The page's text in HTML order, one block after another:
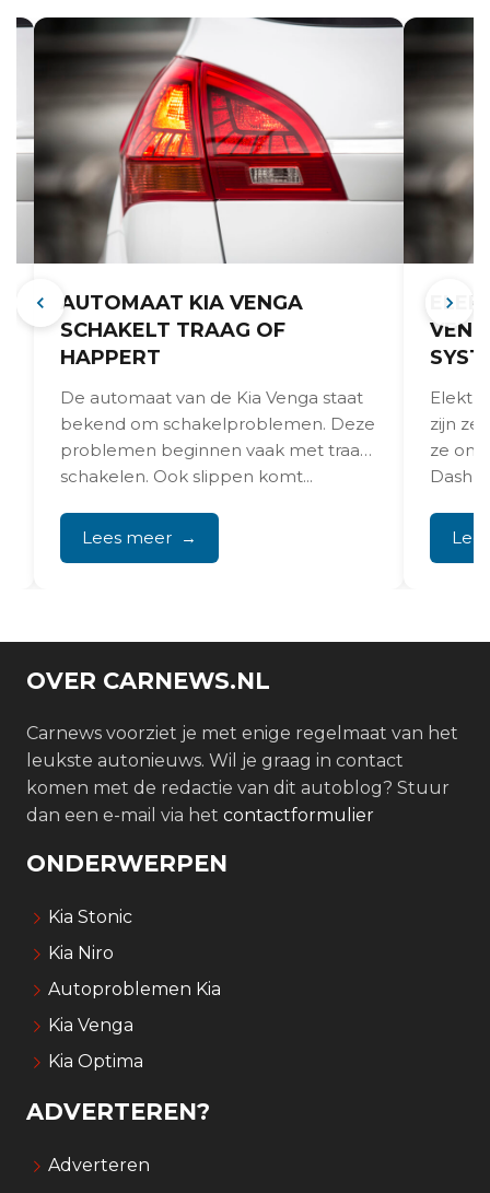
AUTOMAAT KIA VENGA
SCHAKELT TRAAG OF
HAPPERT
De automaat van de Kia Venga staat
bekend om schakelproblemen. Deze
problemen beginnen vaak met traag
schakelen. Ook slippen komt...
Lees meer
zijn
ze om
OVER CARNEWS.NL
Carnews voorziet je met enige regelmaat van het
leukste autonieuws. Wil je graag in contact
komen met de redactie van dit autoblog? Stuur
dan een e-mail via het contactformulier
ONDERWERPEN
Kia Stonic
Kia Niro
Autoproblemen Kia
Kia Venga
Kia Optima
ADVERTEREN?
Adverteren